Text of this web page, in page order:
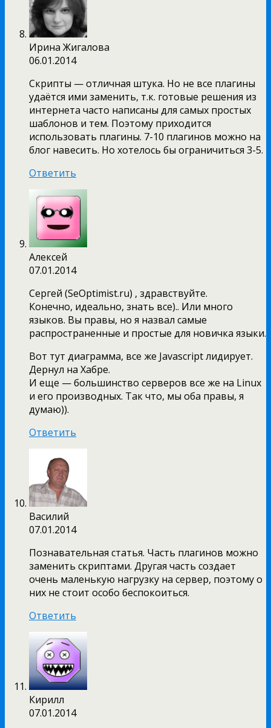
Ирина Жигалова
06.01.2014
Скрипты — отличная штука. Но не все плагины
удаётся ими заменить, т.к. готовые решения из
интернета часто написаны для самых простых
шаблонов и тем. Поэтому приходится
использовать плагины. 7-10 плагинов можно на
блог навесить. Но хотелось бы ограничиться 3-5.
Ответить
Алексей
07.01.2014
Сергей (SeOptimist.ru) , здравствуйте.
Конечно, идеально, знать все).. Или много
языков. Вы правы, но я назвал самые
распространенные и простые для новичка языки.
Вот тут диаграмма, все же Javascript лидирует.
Дернул на Хабре.
И еще — большинство серверов все же на Linux
и его производных. Так что, мы оба правы, я
думаю)).
Ответить
Василий
07.01.2014
Познавательная статья. Часть плагинов можно
заменить скриптами. Другая часть создает
очень маленькую нагрузку на сервер, поэтому о
них не стоит особо беспокоиться.
Ответить
Кирилл
07.01.2014